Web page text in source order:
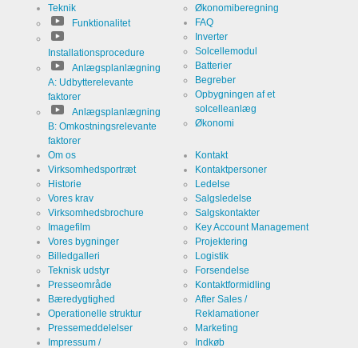
Teknik
Funktionalitet
Installationsprocedure
Anlægsplanlægning
A: Udbytterelevante
faktorer
Anlægsplanlægning
B: Omkostningsrelevante
faktorer
Økonomiberegning
FAQ
Inverter
Solcellemodul
Batterier
Begreber
Opbygningen af et
solcelleanlæg
Økonomi
Om os
Virksomhedsportræt
Historie
Vores krav
Virksomhedsbrochure
Imagefilm
Vores bygninger
Billedgalleri
Teknisk udstyr
Presseområde
Bæredygtighed
Operationelle struktur
Pressemeddelelser
Impressum /
Kontakt
Kontaktpersoner
Ledelse
Salgsledelse
Salgskontakter
Key Account Management
Projektering
Logistik
Forsendelse
Kontaktformidling
After Sales /
Reklamationer
Marketing
Indkøb